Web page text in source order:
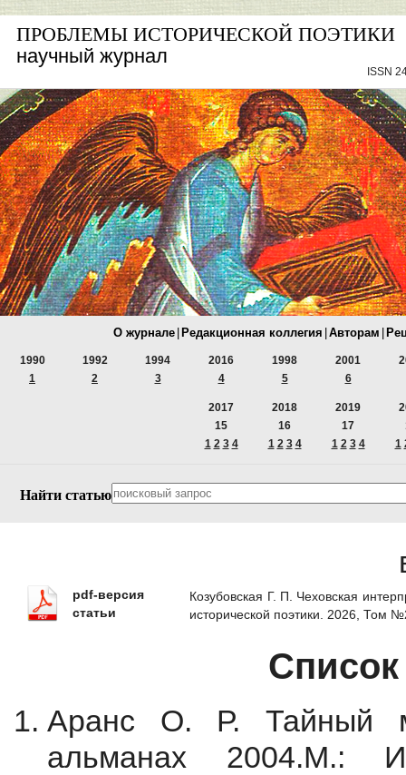
ПРОБЛЕМЫ ИСТОРИЧЕСКОЙ ПОЭТИКИ
научный журнал
ISSN
О журнале Редакционная коллегия Авторам
1990
1
1992
2
1994
3
2016
4
1998
5
2001
6
2017
15
1 2 3 4
2018
16
1 2 3 4
2019
17
1 2 3 4
1
Найти статью
pdf-версия
статьи
Козубовская Г. П. Чеховская
исторической поэтики. 2026, Том
Аранс О. Р. Тайный
альманах 2004.М.: